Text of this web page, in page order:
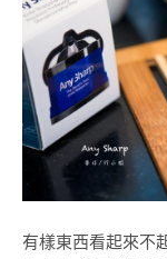
有樣東西看起來不